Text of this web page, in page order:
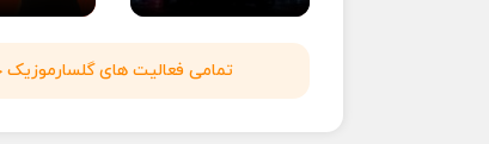
تمامی فعالیت های گلسارموزیک